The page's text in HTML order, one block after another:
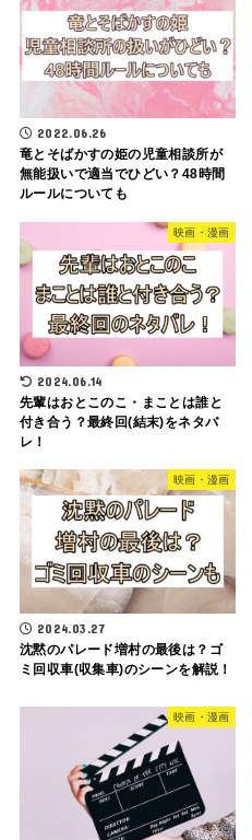
2022.06.26
竜とそばかすの姫の児童相談所が
無能扱いで適当でひどい？48時間
ルールについても
映画・漫画
2024.06.14
先輩はおとこのこ・まことは誰と
付き合う？最終回(結末)をネタバ
レ！
映画・漫画
2024.03.27
沈黙のパレード増村の最後は？ゴ
ミ回収車(収集車)のシーンを解説！
映画・漫画